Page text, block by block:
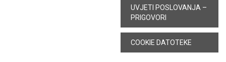
UVJETI POSLOVANJA –
PRIGOVORI
COOKIE DATOTEKE